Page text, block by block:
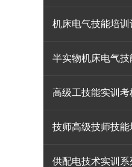
机床电气技能培训
半实物机床电气技
高级工技能实训考
技师高级技师技能
供配电技术实训系